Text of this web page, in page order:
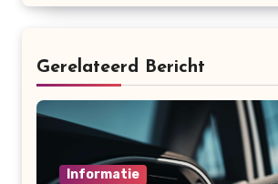
Gerelateerd Bericht
Informatie